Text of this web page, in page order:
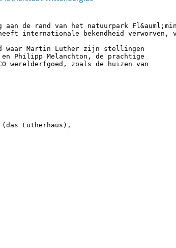
de rand van het natuurpark
internationale bekendheid
waar Martin Luther zijn stellingen
Philipp Melanchton, de prachtige
werelderfgoed, zoals de huizen van
Lutherhaus),